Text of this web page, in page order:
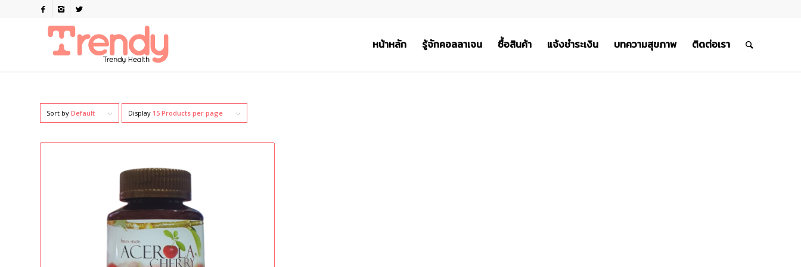
หน้าหลัก รู้จักคอลลาเจน ซื้อสินค้า แจ้งชำระเงิน บทความสุขภาพ ติดต่อเรา
Sort by Default Display 15 Products per page